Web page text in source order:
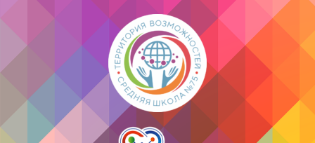
Официальный сайт МБОУ